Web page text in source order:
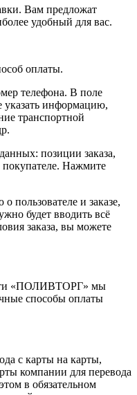
Вам предложат
удобный для вас.
оплаты.
телефона. В поле
указать информацию,
транспортной
позиции заказа,
Нажмите
пользователе и заказе,
будет вводить всё
заказа, вы можете
«ПОЛИВТОРГ» мы
способы оплаты
с карты на карты,
компании для перевода
в обязательном